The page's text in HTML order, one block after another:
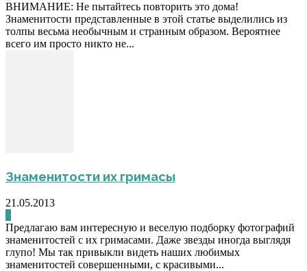
ВНИМАНИЕ: Не пытайтесь повторить это дома!
Знаменитости представленные в этой статье выделились из
толпы весьма необычным и странным образом. Вероятнее
всего им просто никто не...
Знаменитости их гримасы
21.05.2013
Предлагаю вам интересную и веселую подборку фотографий
знаменитостей с их гримасами. Даже звезды иногда выглядя
глупо! Мы так привыкли видеть наших любимых
знаменитостей совершенными, с красивыми...